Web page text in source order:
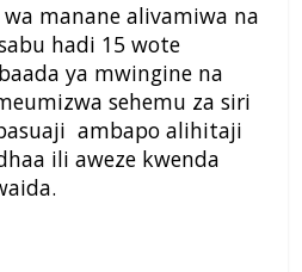
manane alivamiwa na
hadi 15 wote
ya mwingine na
sehemu za siri
ambapo alihitaji
ili aweze kwenda